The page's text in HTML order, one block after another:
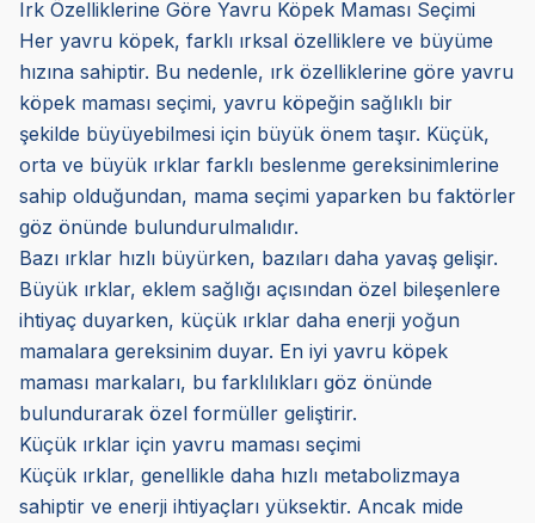
Irk Özelliklerine Göre Yavru Köpek Maması Seçimi
Her yavru köpek, farklı ırksal özelliklere ve büyüme
hızına sahiptir. Bu nedenle, ırk özelliklerine göre yavru
köpek maması seçimi, yavru köpeğin sağlıklı bir
şekilde büyüyebilmesi için büyük önem taşır. Küçük,
orta ve büyük ırklar farklı beslenme gereksinimlerine
sahip olduğundan, mama seçimi yaparken bu faktörler
göz önünde bulundurulmalıdır.
Bazı ırklar hızlı büyürken, bazıları daha yavaş gelişir.
Büyük ırklar, eklem sağlığı açısından özel bileşenlere
ihtiyaç duyarken, küçük ırklar daha enerji yoğun
mamalara gereksinim duyar. En iyi yavru köpek
maması markaları, bu farklılıkları göz önünde
bulundurarak özel formüller geliştirir.
Küçük ırklar için yavru maması seçimi
Küçük ırklar, genellikle daha hızlı metabolizmaya
sahiptir ve enerji ihtiyaçları yüksektir. Ancak mide